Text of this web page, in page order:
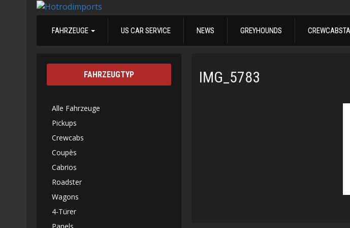
FAHRZEUGE US CAR SERVICE NEWS GREYHOUNDS
IMG_5783
FAHRZEUGTYP
Alle Fahrzeuge
Pickups
Crewcabs
Coupès
Cabrios
Roadster
Wagons
4-Türer